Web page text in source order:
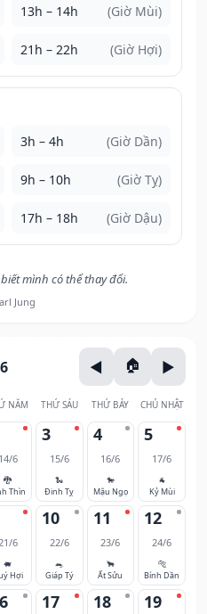
13h – 14h (Giờ Mùi)
21h – 22h (Giờ Hợi)
3h – 4h (Giờ Dần)
9h – 10h (Giờ Tỵ)
17h – 18h (Giờ Dậu)
mình có thể thay đổi.
Jung
NĂM THỨ SÁU THỨ BẢY CHỦ NHẬT
14/6
🐉
Thìn
3
15/6
🐍
Đinh Tỵ
4
16/6
🐎
Mậu Ngọ
5
17/6
🐐
Kỷ Mùi
6
🐖
Hợi
10
22/6
🐀
Giáp Tý
11
23/6
🐂
Ất Sửu
12
24/6
🐅
Bính Dần
17 18 19